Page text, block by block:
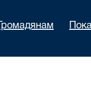
Громадянам